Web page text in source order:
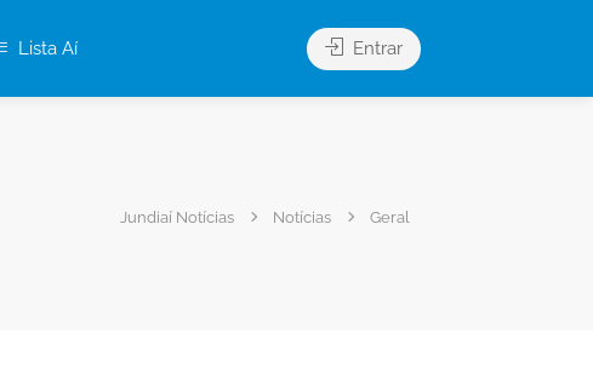
Lista Aí Entrar
Jundiaí Notícias Notícias Geral